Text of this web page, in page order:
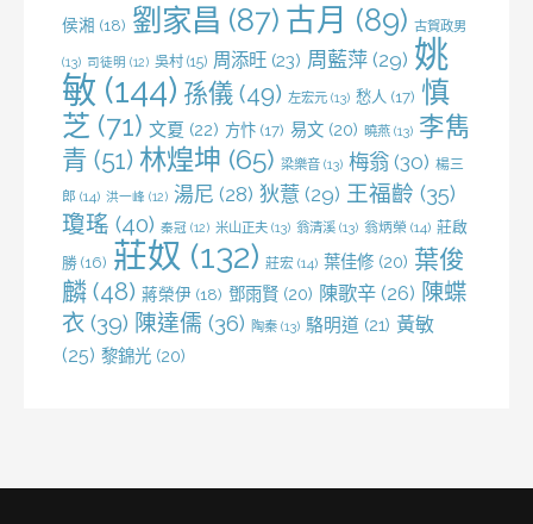
侯湘 (18) 劉家昌 (87) 古月 (89) 古賀政男
(13) 司徒明 (12) 吳村 (15) 周添旺 (23) 周藍萍 (29) 姚
敏 (144) 孫儀 (49) 左宏元 (13) 愁人 (17) 慎
芝 (71) 文夏 (22) 方忭 (17) 易文 (20) 曉燕 (13) 李雋
青 (51) 林煌坤 (65) 梁樂音 (13) 梅翁 (30) 楊三
郎 (14) 洪一峰 (12) 湯尼 (28) 狄薏 (29) 王福齡 (35)
瓊瑤 (40) 秦冠 (12) 米山正夫 (13) 翁清溪 (13) 翁炳榮 (14) 莊啟
勝 (16) 莊奴 (132) 莊宏 (14) 葉佳修 (20) 葉俊
麟 (48) 蔣榮伊 (18) 鄧雨賢 (20) 陳歌辛 (26) 陳蝶
衣 (39) 陳達儒 (36) 陶秦 (13) 駱明道 (21) 黃敏
(25) 黎錦光 (20)